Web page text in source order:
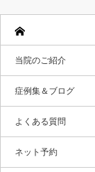
当院のご紹介
症例集＆ブログ
よくある質問
ネット予約